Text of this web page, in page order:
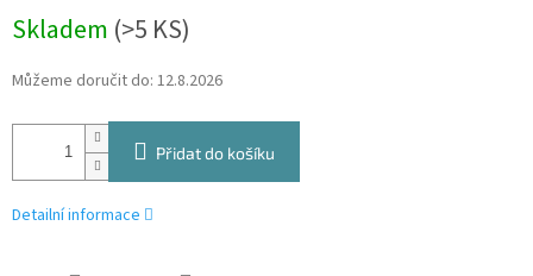
cena:
Skladem (>5 KS)
Můžeme doručit do: 12.8.2026
Přidat do košíku
Detailní informace